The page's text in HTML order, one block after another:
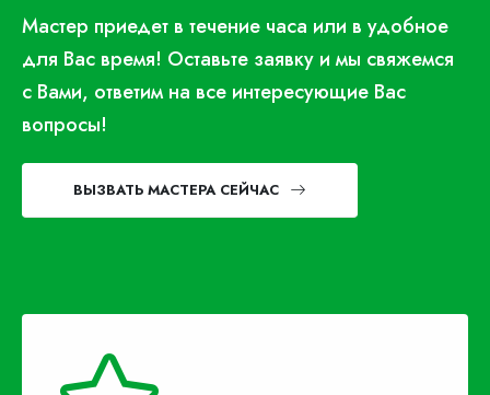
Мастер приедет в течение часа или в удобное
для Вас время! Оставьте заявку и мы свяжемся
с Вами, ответим на все интересующие Вас
вопросы!
ВЫЗВАТЬ МАСТЕРА СЕЙЧАС